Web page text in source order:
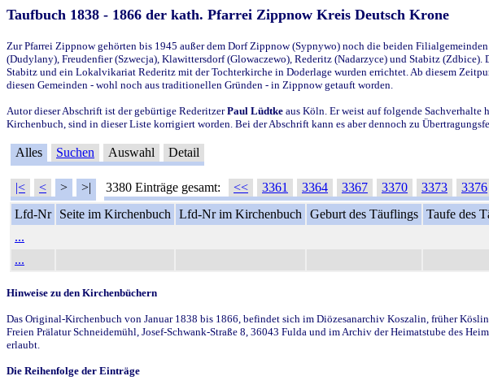
Taufbuch 1838 - 1866 der kath. Pfarrei Zippnow Kreis Deutsch Krone
Zur Pfarrei Zippnow gehörten bis 1945 außer dem Dorf Zippnow (Sypnywo) noch die beiden
(Dudylany), Freudenfier (Szwecja), Klawittersdorf (Glowaczewo), Rederitz (Nadarzyce) und Stabitz
Stabitz und ein Lokalvikariat Rederitz mit der Tochterkirche in Doderlage wurden errichtet. Ab diesem
diesen Gemeinden - wohl noch aus traditionellen Gründen - in Zippnow getauft worden.
Autor dieser Abschrift ist der gebürtige RederitzerPaul Lüdtke aus Köln. Er weist auf folgende
Kirchenbuch, sind in dieser Liste korrigiert worden. Bei der Abschrift kann es aber dennoch zu
Alles Suchen Auswahl Detail
|< < > >| 3380 Einträge gesamt: << 3361 3364 3367 3370 3373 3376
Lfd-Nr
Seite im Kirchenbuch Lfd-Nr im Kirchenbuch Geburt des Täuflings Taufe des
...
...
Hinweise zu den Kirchenbüchern
Das Original-Kirchenbuch von Januar 1838 bis 1866, befindet sich im Diözesanarchiv Koszalin, früher
Freien Prälatur Schneidemühl, Josef-Schwank-Straße 8, 36043 Fulda und im Archiv der Heimatstube des
erlaubt.
Die Reihenfolge der Einträge